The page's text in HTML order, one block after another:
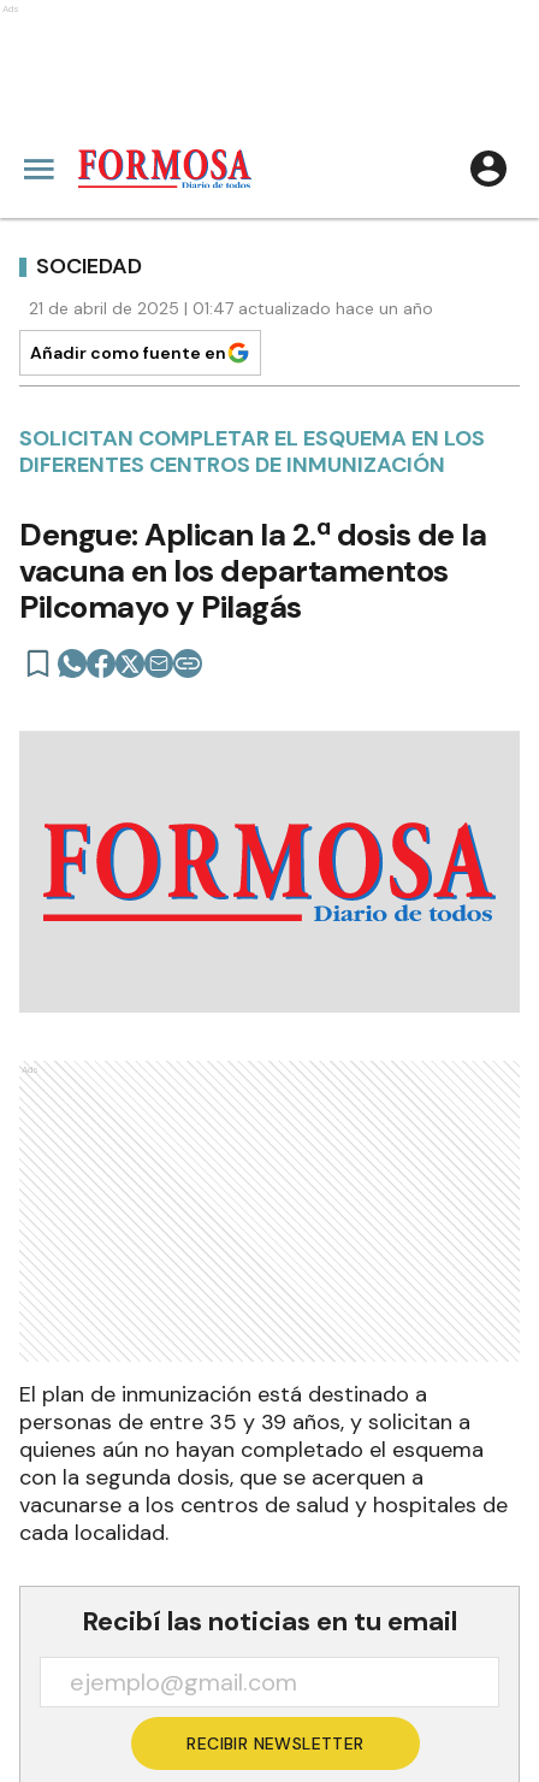
Ads
SOCIEDAD
21 de abril de 2025 | 01:47 actualizado hace un año
Añadir como fuente en
SOLICITAN COMPLETAR EL ESQUEMA EN LOS
DIFERENTES CENTROS DE INMUNIZACIÓN
Dengue: Aplican la 2.ª dosis de la
vacuna en los departamentos
Pilcomayo y Pilagás
Ads
El plan de inmunización está destinado a
personas de entre 35 y 39 años, y solicitan a
quienes aún no hayan completado el esquema
con la segunda dosis, que se acerquen a
vacunarse a los centros de salud y hospitales de
cada localidad.
Recibí las noticias en tu email
RECIBIR NEWSLETTER